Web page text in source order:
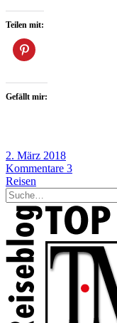
Teilen mit:
Gefällt mir:
2. März 2018
Kommentare 3
Reisen
Suche